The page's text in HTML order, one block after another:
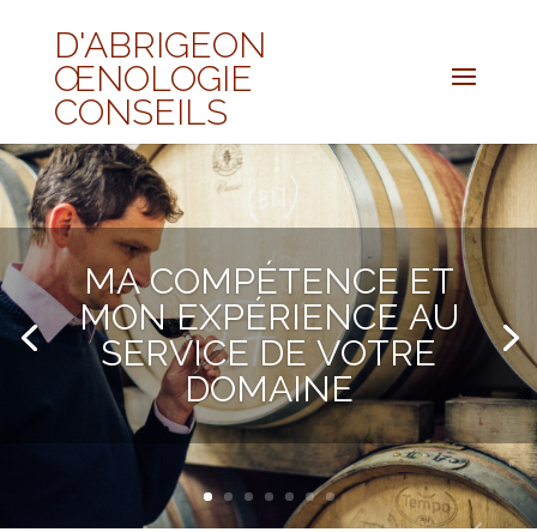
D'ABRIGEON
ŒNOLOGIE
CONSEILS